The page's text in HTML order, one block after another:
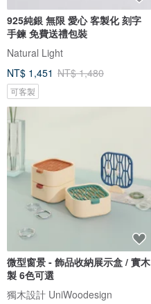
925純銀 無限 愛心 客製化 刻字
手鍊 免費送禮包裝
Natural Light
NT$ 1,451 NT$ 1,480
可客製
微型窗景 - 飾品收納展示盒 / 實木
製 6色可選
獨木設計 UniWoodesign